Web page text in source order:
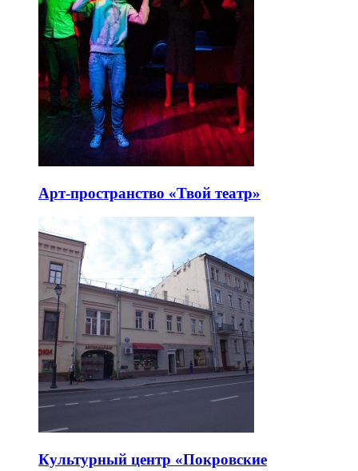
Арт-пространство «Твой театр»
Культурный центр «Покровские